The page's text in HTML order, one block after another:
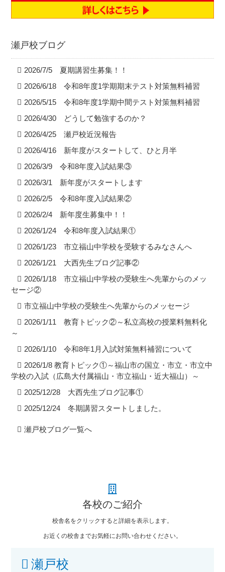
瀬戸校ブログ
2026/7/5 夏期講習生募集！！
2026/6/18 令和8年度1学期期末テスト対策無料補習
2026/5/15 令和8年度1学期中間テスト対策無料補習
2026/4/30 どうして勉強するのか？
2026/4/25 瀬戸校近況報告
2026/4/16 新年度がスタートして、ひと月半
2026/3/9 令和8年度入試結果③
2026/3/1 新年度がスタートします
2026/2/5 令和8年度入試結果②
2026/2/4 新年度生募集中！！
2026/1/24 令和8年度入試結果①
2026/1/23 市立福山中学校を受験するみなさんへ
2026/1/21 大西先生ブログ記事②
2026/1/18 市立福山中学校の受験生へ先輩からのメッ
セージ②
市立福山中学校の受験生へ先輩からのメッセージ
2026/1/11 教育トピック②～私立高校の授業料無料化
～
2026/1/10 令和8年1月入試対策無料補習について
2026/1/8 教育トピック①～福山市の国立・市立・市立中
学校の入試（広島大付属福山・市立福山・近大福山）～
2025/12/28 大西先生ブログ記事①
2025/12/24 冬期講習スタートしました。
瀬戸校ブログ一覧へ
各校のご紹介
校舎名をクリックすると詳細を表示します。
お近くの校舎までお気軽にお問い合わせください。
瀬戸校